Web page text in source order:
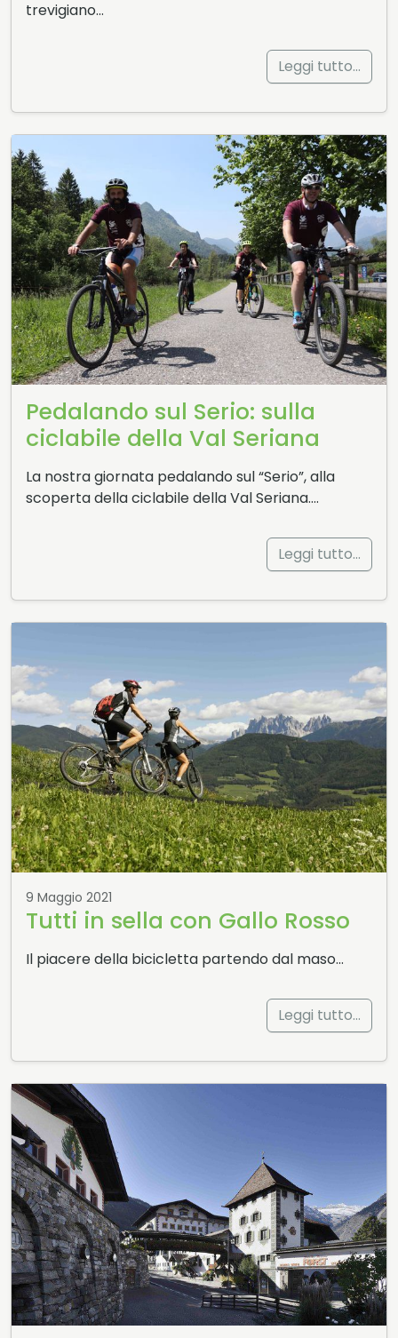
trevigiano…
Leggi tutto…
Pedalando sul Serio: sulla
ciclabile della Val Seriana
La nostra giornata pedalando sul “Serio”, alla
scoperta della ciclabile della Val Seriana….
Leggi tutto…
9 Maggio 2021
Tutti in sella con Gallo Rosso
Il piacere della bicicletta partendo dal maso…
Leggi tutto…